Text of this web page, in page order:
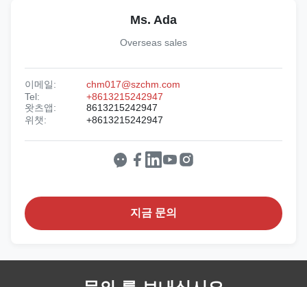
Ms. Ada
Overseas sales
이메일:
chm017@szchm.com
Tel:
+8613215242947
왓츠앱:
8613215242947
위챗:
+8613215242947
지금 문의